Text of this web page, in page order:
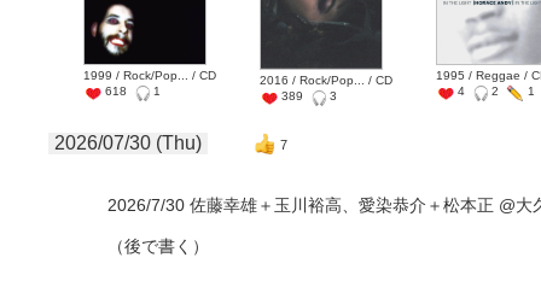
1999 / Rock/Pop... / CD
618
1
2016 / Rock/Pop... / CD
389
3
1995 / Reggae /
4
2 1
2026/07/30 (Thu) 7
2026/7/30 佐藤幸雄＋玉川裕高、愛染恭介＋松本正 @大
（後で書く）